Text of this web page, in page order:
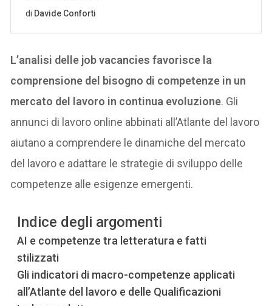
L’analisi delle job vacancies favorisce la
comprensione del bisogno di competenze in un
mercato del lavoro in continua evoluzione. Gli
annunci di lavoro online abbinati all’Atlante del lavoro
aiutano a comprendere le dinamiche del mercato
del lavoro e adattare le strategie di sviluppo delle
competenze alle esigenze emergenti.
Indice degli argomenti
AI e competenze tra letteratura e fatti
stilizzati
Gli indicatori di macro-competenze applicati
all’Atlante del lavoro e delle Qualificazioni